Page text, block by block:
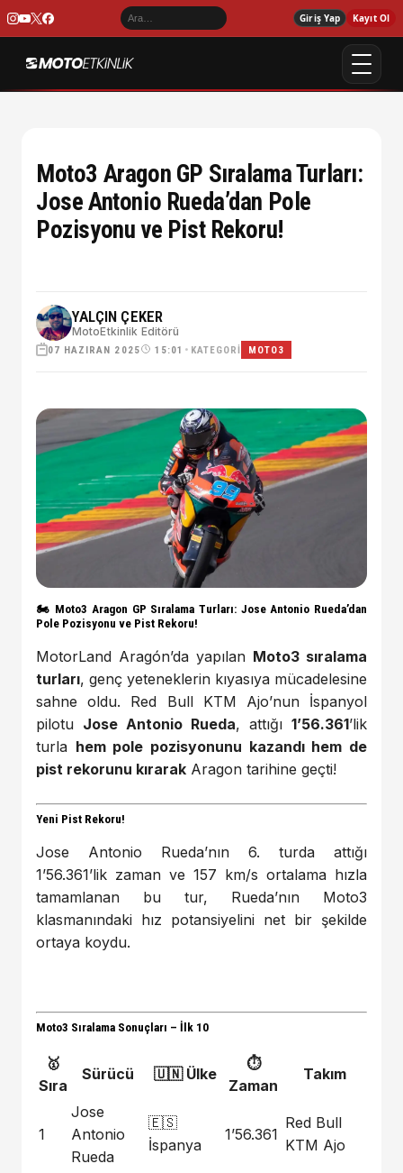
Giriş Yap Kayıt Ol
Moto3 Aragon GP Sıralama Turları:
Jose Antonio Rueda’dan Pole
Pozisyonu ve Pist Rekoru!
YALÇIN ÇEKER
MotoEtkinlik Editörü
07 HAZIRAN 2025 15:01 • KATEGORI MOTO3
🏍️ Moto3 Aragon GP Sıralama Turları: Jose Antonio Rueda’dan
Pole Pozisyonu ve Pist Rekoru!
MotorLand Aragón’da yapılan Moto3 sıralama
turları, genç yeteneklerin kıyasıya mücadelesine
sahne oldu. Red Bull KTM Ajo’nun İspanyol
pilotu Jose Antonio Rueda, attığı 1’56.361’lik
turla hem pole pozisyonunu kazandı hem de
pist rekorunu kırarak Aragon tarihine geçti!
Yeni Pist Rekoru!
Jose Antonio Rueda’nın 6. turda attığı
1’56.361’lik zaman ve 157 km/s ortalama hızla
tamamlanan bu tur, Rueda’nın Moto3
klasmanındaki hız potansiyelini net bir şekilde
ortaya koydu.
Moto3 Sıralama Sonuçları – İlk 10
🥇
Sıra
Sürücü 🇺🇳 Ülke
⏱️
Zaman
Takım
1
Jose
Antonio
Rueda
🇪🇸
İspanya
1’56.361
Red Bull
KTM Ajo